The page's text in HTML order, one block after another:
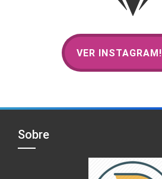
VER INSTAGRAM!
Sobre